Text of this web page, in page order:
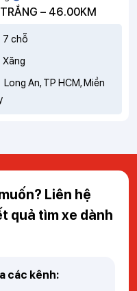
– 46.00KM
7 chỗ
Xăng
Long An, TP HCM, Miền
Liên hệ
quả tìm xe dành
các kênh: